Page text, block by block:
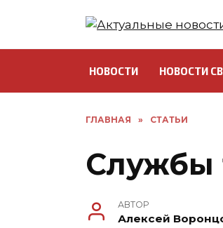
НОВОСТИ НОВОСТИ
ГЛАВНАЯ » СТАТЬИ
Службы
АВТОР
Алексей